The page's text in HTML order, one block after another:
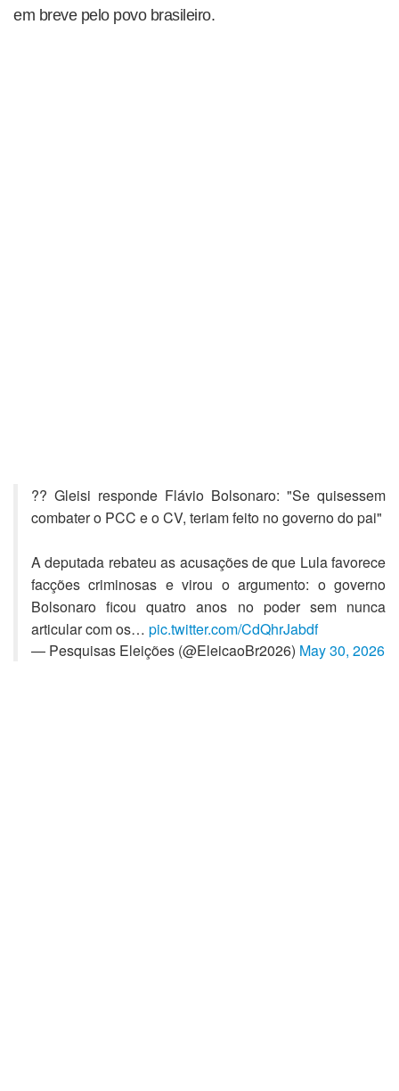
em breve pelo povo brasileiro.
?? Gleisi responde Flávio Bolsonaro: "Se quisessem
combater o PCC e o CV, teriam feito no governo do pai"
A deputada rebateu as acusações de que Lula favorece
facções criminosas e virou o argumento: o governo
Bolsonaro ficou quatro anos no poder sem nunca
articular com os… pic.twitter.com/CdQhrJabdf
— Pesquisas Eleições (@EleicaoBr2026) May 30, 2026